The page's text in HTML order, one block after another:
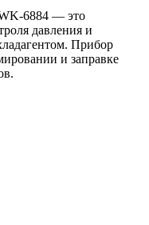
6884 — это
давления и
Прибор
и заправке